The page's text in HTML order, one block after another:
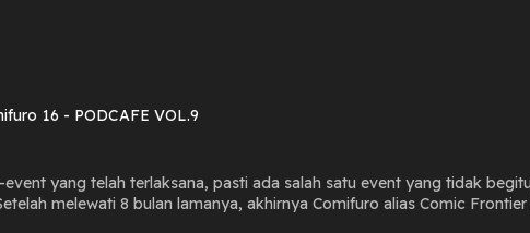
anime literasi, berdebat, hingga roasting. Hasil dari diskusi
menonton anime. Oh iya kalian boleh review secara tertulis maupun
16 - PODCAFE VOL.9
yang telah terlaksana, pasti ada salah satu event yang tidak
Kira-kira kalian tau gak sih Comifuro itu apa? Dan merupakan event